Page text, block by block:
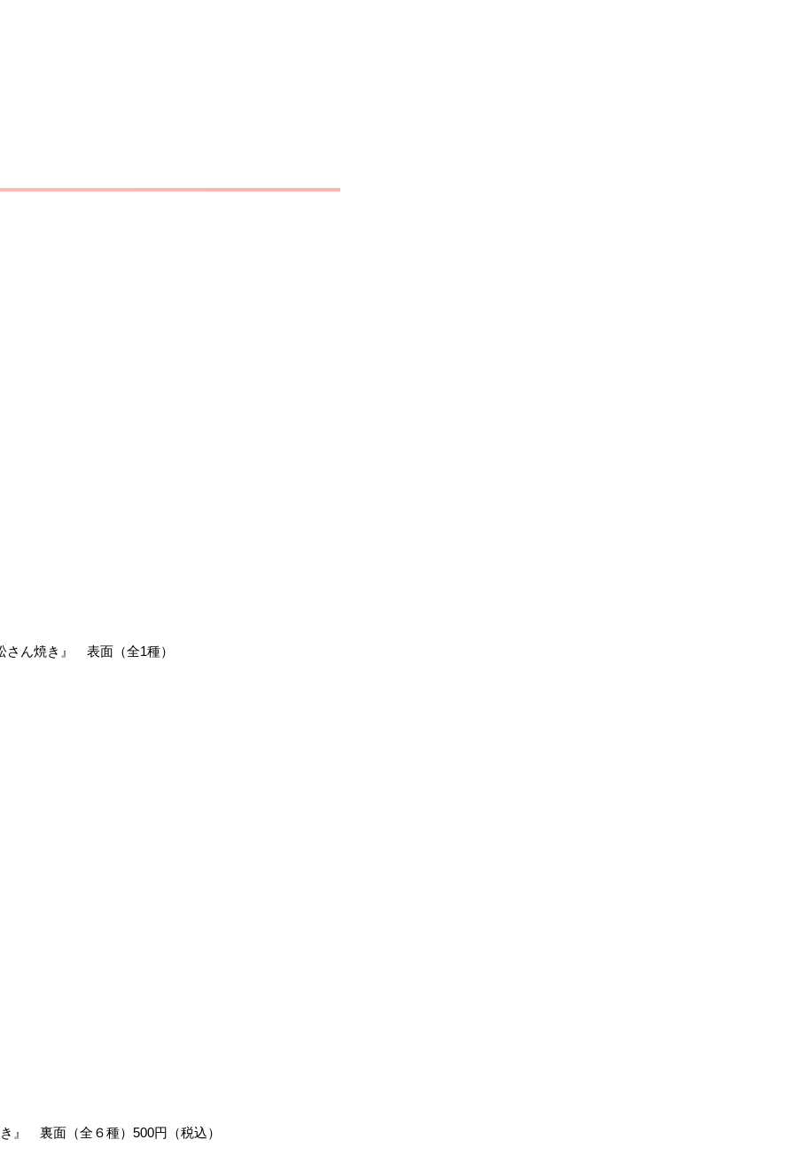
ん焼き』 表面（全1種）
』 裏面（全６種）500円（税込）